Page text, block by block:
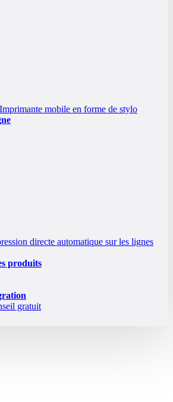
mobile en forme de stylo
directe automatique sur les lignes
produits
gratuit